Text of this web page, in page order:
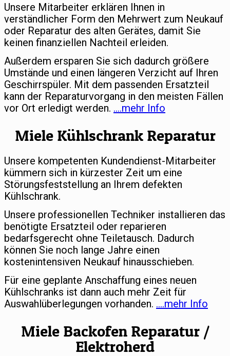
Unsere Mitarbeiter erklären Ihnen in
verständlicher Form den Mehrwert zum Neukauf
oder Reparatur des alten Gerätes, damit Sie
keinen finanziellen Nachteil erleiden.
Außerdem ersparen Sie sich dadurch größere
Umstände und einen längeren Verzicht auf Ihren
Geschirrspüler. Mit dem passenden Ersatzteil
kann der Reparaturvorgang in den meisten Fällen
vor Ort erledigt werden. ….mehr Info
Miele Kühlschrank Reparatur
Unsere kompetenten Kundendienst-Mitarbeiter
kümmern sich in kürzester Zeit um eine
Störungsfeststellung an Ihrem defekten
Kühlschrank.
Unsere professionellen Techniker installieren das
benötigte Ersatzteil oder reparieren
bedarfsgerecht ohne Teiletausch. Dadurch
können Sie noch lange Jahre einen
kostenintensiven Neukauf hinausschieben.
Für eine geplante Anschaffung eines neuen
Kühlschranks ist dann auch mehr Zeit für
Auswahlüberlegungen vorhanden. ….mehr Info
Miele Backofen Reparatur /
Elektroherd